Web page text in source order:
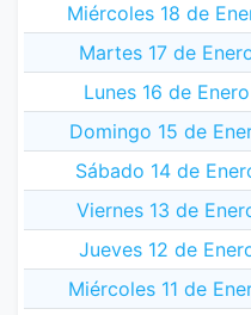
Miércoles 18 de
Martes 17 de
Lunes 16 de
Domingo 15 de
Sábado 14 de
Viernes 13 de
Jueves 12 de
Miércoles 11 de